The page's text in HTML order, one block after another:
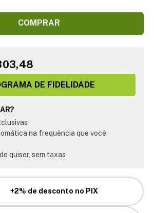
COMPRAR
DE FIDELIDADE
na frequência que você
quiser, sem taxas
+2% de desconto no PIX